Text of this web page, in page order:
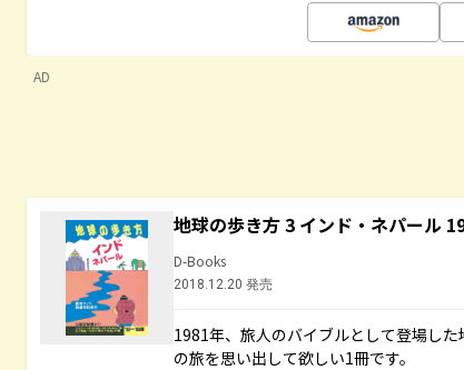
AD
地球の歩き方 3 インド・ネパール
D-Books
2018.12.20 発売
1981年、旅人のバイブルとして登場し
の旅を思い出して欲しい1冊です。